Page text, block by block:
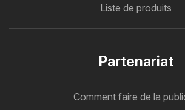
Liste de produits
Partenariat
Comment faire de la